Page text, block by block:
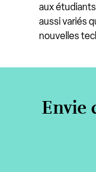
aux
aussi variés
nouvelles
Envie